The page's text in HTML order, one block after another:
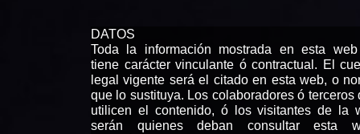
DATOS
Toda la información mostrada en esta
tiene carácter vinculante ó contractual. El
legal vigente será el citado en esta web, o
que lo sustituya. Los colaboradores ó terceros
utilicen el contenido, ó los visitantes de la
serán quienes deban consultar esta